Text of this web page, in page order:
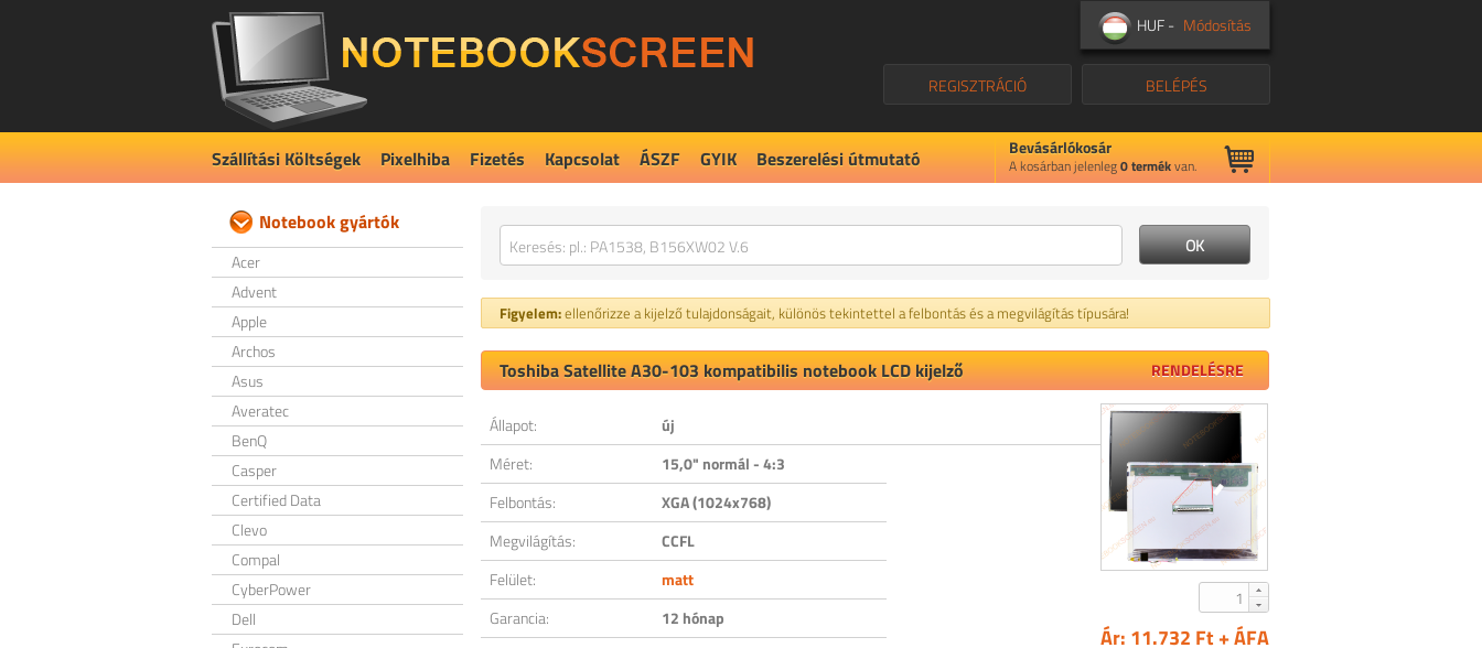
HUF - Módosítás
BELÉPÉS
REGISZTRÁCIÓ
Szállítási Költségek Pixelhiba Fizetés Kapcsolat ÁSZF GYIK Beszerelési útmutató Bevásárlókosár
A kosárban jelenleg0termékvan.
Notebook gyártók
Acer
Advent
Apple
Archos
Asus
Averatec
BenQ
Casper
Certified Data
Clevo
Compal
CyberPower
Dell
Figyelem:ellenőrizze a kijelző tulajdonságait, különös tekintettel a felbontás és a megvilágítás típusára!
Toshiba Satellite A30-103 kompatibilis notebook LCD kijelző RENDELÉSRE
Állapot:
új
Méret:
15,0" normál - 4:3
Felbontás:
XGA (1024x768)
Megvilágítás:
CCFL
Felület:
matt
Garancia:
12 hónap
Ár: 11.732 Ft + ÁFA